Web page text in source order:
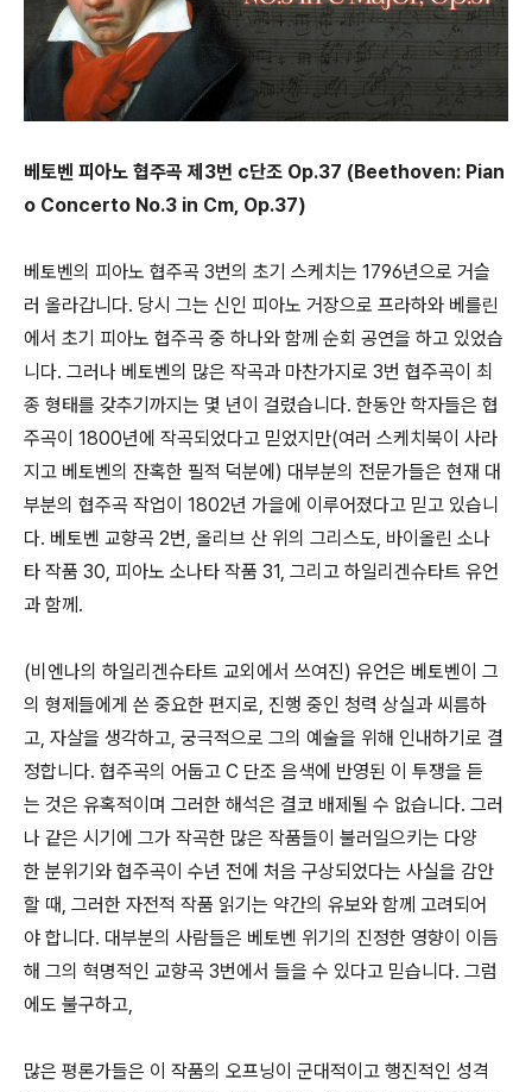
베토벤 피아노 협주곡 제3번 c단조 Op.37 (Beethoven: Pian
o Concerto No.3 in Cm, Op.37)
베토벤의 피아노 협주곡 3번의 초기 스케치는 1796년으로 거슬
러 올라갑니다. 당시 그는 신인 피아노 거장으로 프라하와 베를린
에서 초기 피아노 협주곡 중 하나와 함께 순회 공연을 하고 있었습
니다. 그러나 베토벤의 많은 작곡과 마찬가지로 3번 협주곡이 최
종 형태를 갖추기까지는 몇 년이 걸렸습니다. 한동안 학자들은 협
주곡이 1800년에 작곡되었다고 믿었지만(여러 스케치북이 사라
지고 베토벤의 잔혹한 필적 덕분에) 대부분의 전문가들은 현재 대
부분의 협주곡 작업이 1802년 가을에 이루어졌다고 믿고 있습니
다. 베토벤 교향곡 2번, 올리브 산 위의 그리스도, 바이올린 소나
타 작품 30, 피아노 소나타 작품 31, 그리고 하일리겐슈타트 유언
과 함께.
(비엔나의 하일리겐슈타트 교외에서 쓰여진) 유언은 베토벤이 그
의 형제들에게 쓴 중요한 편지로, 진행 중인 청력 상실과 씨름하
고, 자살을 생각하고, 궁극적으로 그의 예술을 위해 인내하기로 결
정합니다. 협주곡의 어둡고 C 단조 음색에 반영된 이 투쟁을 듣
는 것은 유혹적이며 그러한 해석은 결코 배제될 수 없습니다. 그러
나 같은 시기에 그가 작곡한 많은 작품들이 불러일으키는 다양
한 분위기와 협주곡이 수년 전에 처음 구상되었다는 사실을 감안
할 때, 그러한 자전적 작품 읽기는 약간의 유보와 함께 고려되어
야 합니다. 대부분의 사람들은 베토벤 위기의 진정한 영향이 이듬
해 그의 혁명적인 교향곡 3번에서 들을 수 있다고 믿습니다. 그럼
에도 불구하고,
많은 평론가들은 이 작품의 오프닝이 군대적이고 행진적인 성격